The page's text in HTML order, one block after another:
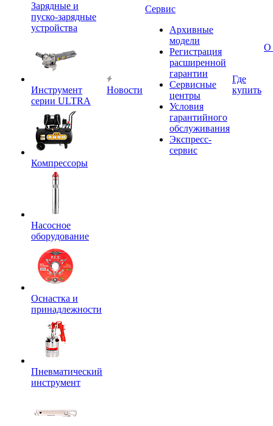
Зарядные и
пуско-зарядные
устройства
Инструмент
серии ULTRA
Компрессоры
Насосное
оборудование
Оснастка и
принадлежности
Пневматический
инструмент
Новости
Сервис
Архивные
модели
Регистрация
расширенной
гарантии
Сервисные
центры
Условия
гарантийного
обслуживания
Экспресс-
сервис
Где
купить
О